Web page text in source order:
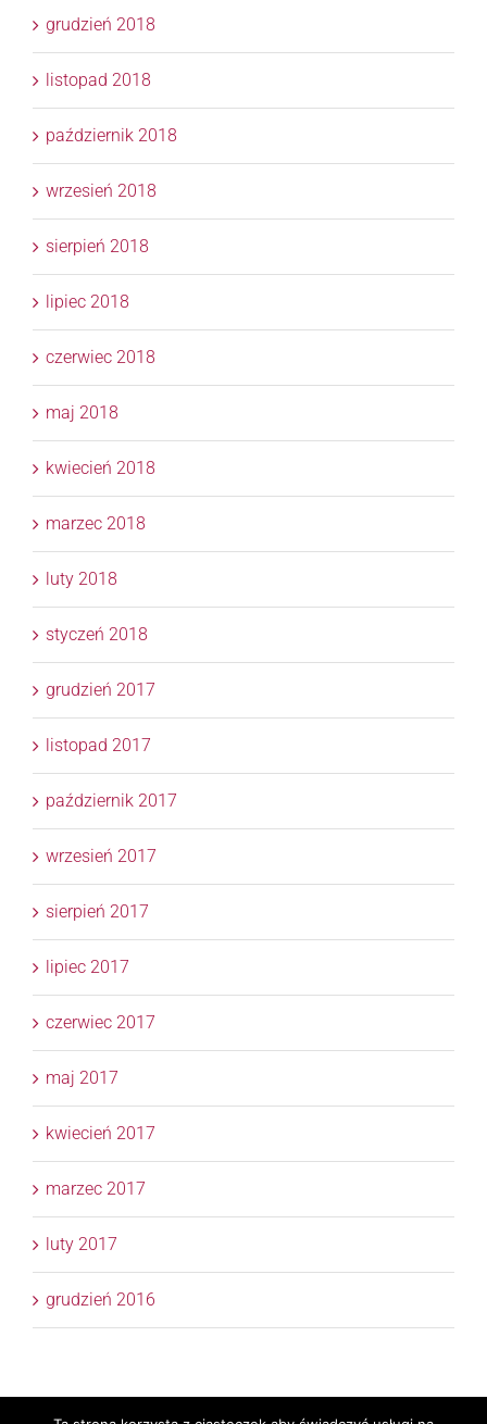
grudzień 2018
listopad 2018
październik 2018
wrzesień 2018
sierpień 2018
lipiec 2018
czerwiec 2018
maj 2018
kwiecień 2018
marzec 2018
luty 2018
styczeń 2018
grudzień 2017
listopad 2017
październik 2017
wrzesień 2017
sierpień 2017
lipiec 2017
czerwiec 2017
maj 2017
kwiecień 2017
marzec 2017
luty 2017
grudzień 2016